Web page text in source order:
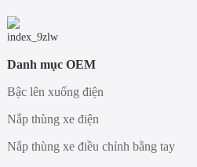
Danh mục OEM
Bậc lên xuống điện
Nắp thùng xe điện
Nắp thùng xe điều chỉnh bằng tay